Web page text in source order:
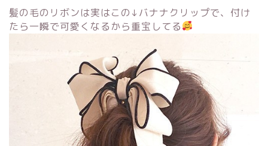
髪の毛のリボンは実はこの↓バナナクリップで、付け
たら一瞬で可愛くなるから重宝してる